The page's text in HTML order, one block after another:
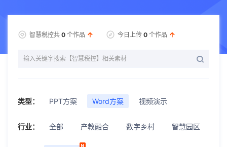
智慧税控共 0 个作品 今日上传 0 个作品
类型： PPT方案 Word方案 视频演示
行业： 全部 产教融合 数字乡村 智慧园区